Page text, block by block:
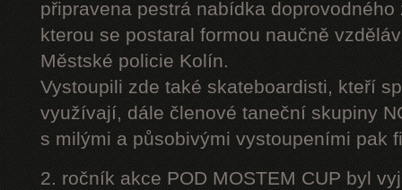
připravena pestrá nabídka
kterou se postaral formou naučně
Městské policie Kolín.
Vystoupili zde také skateboardisti, kteří
využívají, dále členové taneční skupiny
s milými a působivými vystoupeními pak
2. ročník akce POD MOSTEM CUP byl